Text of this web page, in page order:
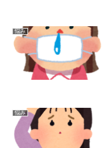
悩み
悩み